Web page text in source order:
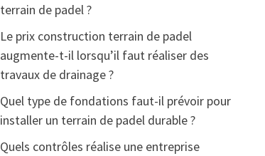
terrain de padel ?
Le prix construction terrain de padel
augmente-t-il lorsqu’il faut réaliser des
travaux de drainage ?
Quel type de fondations faut-il prévoir pour
installer un terrain de padel durable ?
Quels contrôles réalise une entreprise